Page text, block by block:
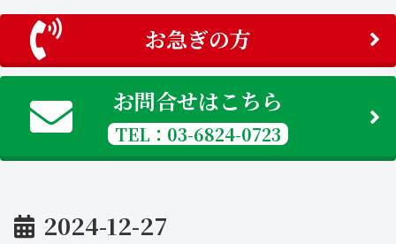
お急ぎの方
お問合せはこちら
TEL：03-6824-0723
2024-12-27